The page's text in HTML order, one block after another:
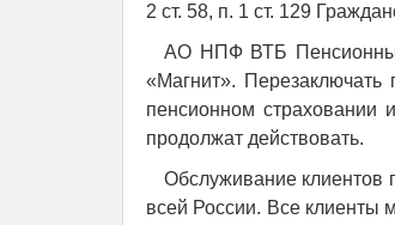
2 ст. 58, п. 1 ст. 129
АО НПФ ВТБ
«Магнит». Перезаключать
пенсионном страховании
продолжат действовать.
Обслуживание
всей России. Все клиенты